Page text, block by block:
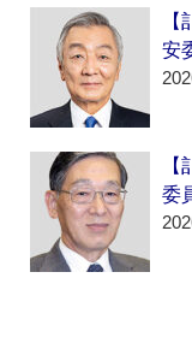
安
委